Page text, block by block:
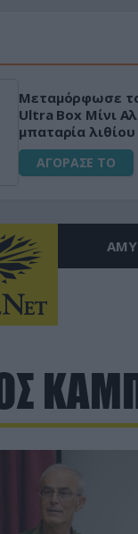
Μεταμόρφωσε
Ultra Box Μίνι
μπαταρία λιθίου
ΑΓΟΡΑΣΕ ΤΟ